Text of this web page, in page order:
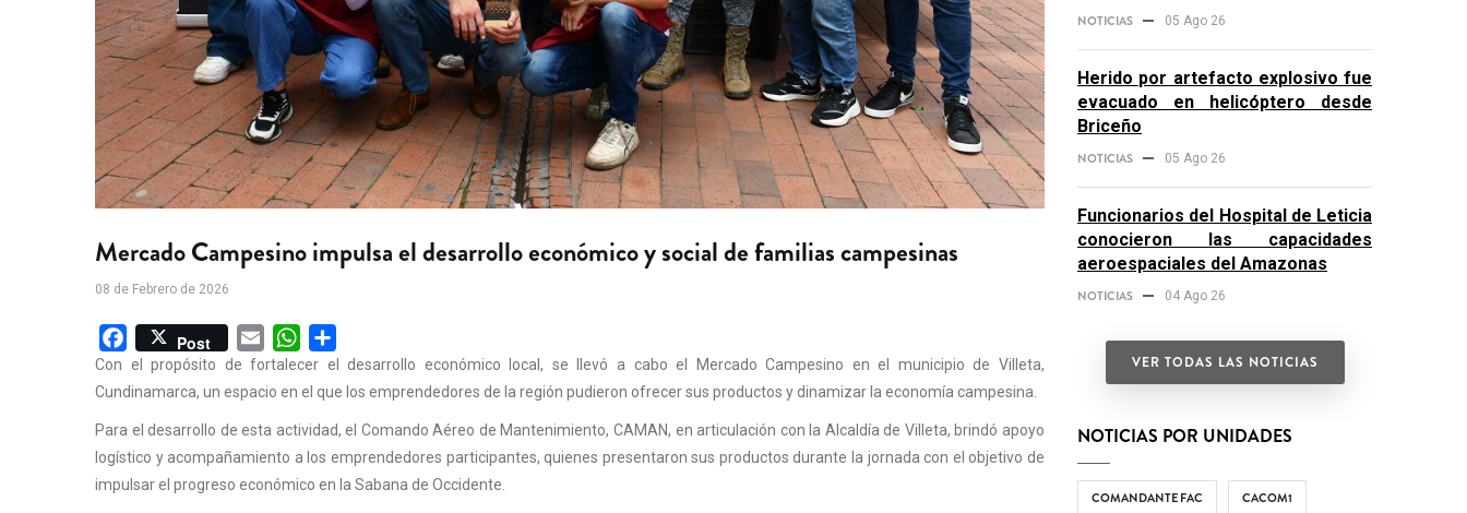
Mercado Campesino impulsa el desarrollo económico y social de familias campesinas
08 de Febrero de 2026
Facebook
Post Email WhatsApp
Con el propósito de fortalecer el desarrollo económico local, se llevó a cabo el Mercado Campesino en el municipio de Villeta,
Cundinamarca, un espacio en el que los emprendedores de la región pudieron ofrecer sus productos y dinamizar la economía campesina.
Para el desarrollo de esta actividad, el Comando Aéreo de Mantenimiento, CAMAN, en articulación con la Alcaldía de Villeta, brindó apoyo
logístico y acompañamiento a los emprendedores participantes, quienes presentaron sus productos durante la jornada con el objetivo de
impulsar el progreso económico en la Sabana de Occidente.
NOTICIAS 05 Ago 26
Herido por artefacto explosivo fue
evacuado en helicóptero desde
Briceño
NOTICIAS 05 Ago 26
Funcionarios del Hospital de Leticia
conocieron las capacidades
aeroespaciales del Amazonas
NOTICIAS 04 Ago 26
VER TODAS LAS NOTICIAS
NOTICIAS POR UNIDADES
COMANDANTE FAC CACOM1